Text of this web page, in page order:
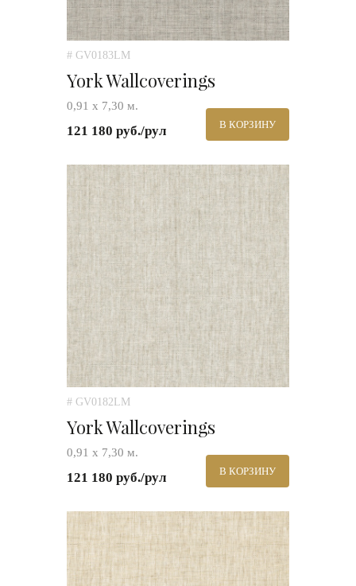
# GV0183LM
York Wallcoverings
0,91 х 7,30 м.
121 180 руб./рул В КОРЗИНУ
# GV0182LM
York Wallcoverings
0,91 х 7,30 м.
121 180 руб./рул В КОРЗИНУ